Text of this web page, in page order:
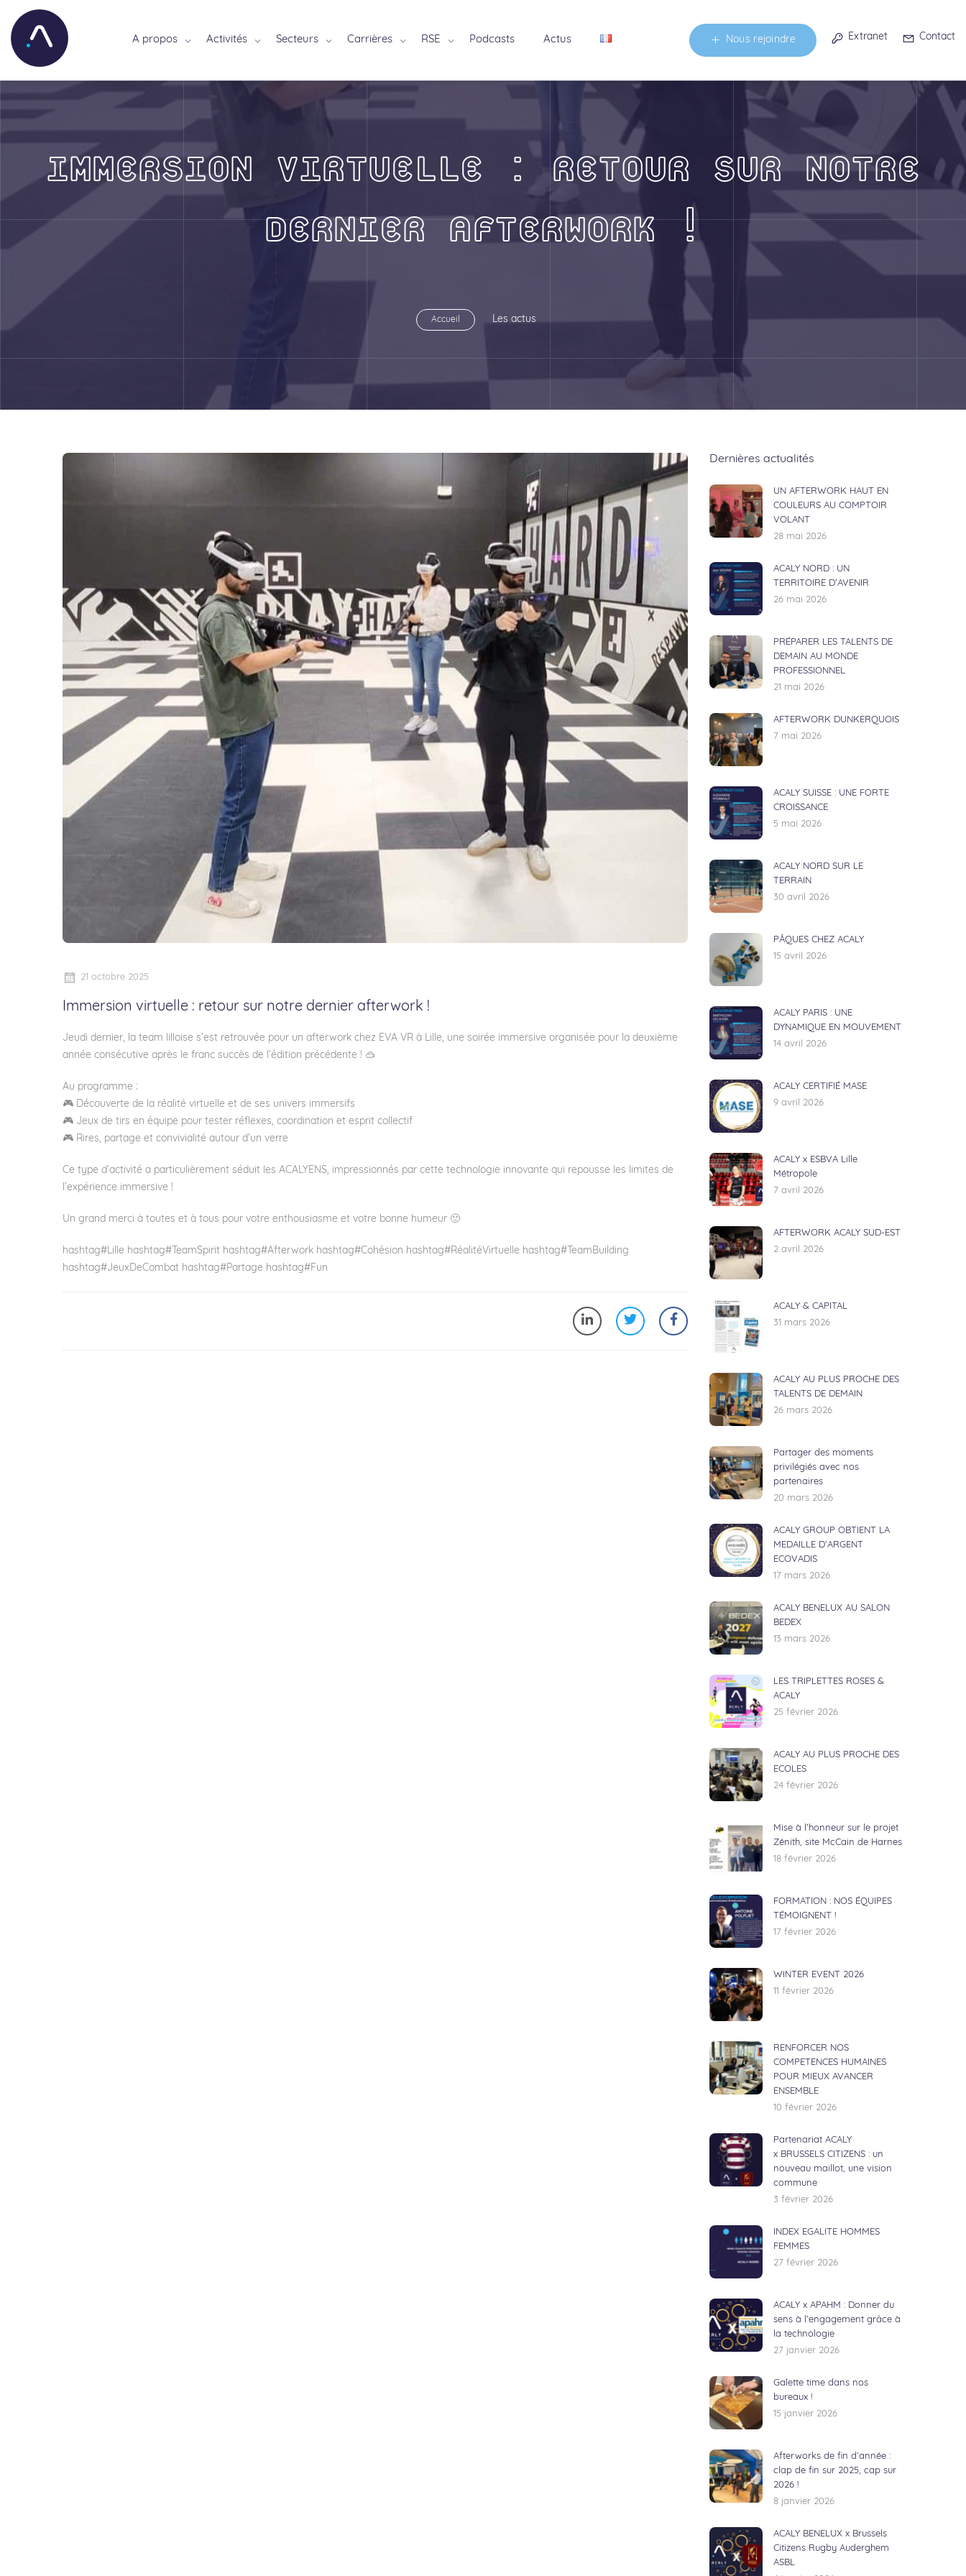
A propos Activités Secteurs Carrières RSE Podcasts Actus Nous rejoindre Extranet Contact
IMMERSION VIRTUELLE : RETOUR SUR NOTRE
DERNIER AFTERWORK !
Accueil Les actus
21 octobre 2025
Immersion virtuelle : retour sur notre dernier afterwork !
Jeudi dernier, la team lilloise s’est retrouvée pour un afterwork chez EVA VR à Lille, une soirée immersive organisée pour la deuxième
année consécutive après le franc succès de l’édition précédente ! 🥽
Au programme :
🎮 Découverte de la réalité virtuelle et de ses univers immersifs
🎮 Jeux de tirs en équipe pour tester réflexes, coordination et esprit collectif
🎮 Rires, partage et convivialité autour d’un verre
Ce type d’activité a particulièrement séduit les ACALYENS, impressionnés par cette technologie innovante qui repousse les limites de
l’expérience immersive !
Un grand merci à toutes et à tous pour votre enthousiasme et votre bonne humeur 🙂
hashtag#Lille hashtag# TeamSpirit hashtag#Afterwork hashtag#Cohésion hashtag#RéalitéVirtuelle hashtag# TeamBuilding
hashtag#JeuxDeCombat hashtag#Partage hashtag#Fun
Dernières actualités
UN AFTERWORK HAUT EN
COULEURS AU COMPTOIR
VOLANT
28 mai 2026
ACALY NORD : UN
TERRITOIRE D’AVENIR
26 mai 2026
PRÉPARER LES TALENTS DE
DEMAIN AU MONDE
PROFESSIONNEL
21 mai 2026
AFTERWORK DUNKERQUOIS
7 mai 2026
ACALY SUISSE : UNE FORTE
CROISSANCE
5 mai 2026
ACALY NORD SUR LE
TERRAIN
30 avril 2026
PÂQUES CHEZ ACALY
15 avril 2026
ACALY PARIS : UNE
DYNAMIQUE EN MOUVEMENT
14 avril 2026
ACALY CERTIFIÉ MASE
9 avril 2026
ACALY x ESBVA Lille
Métropole
7 avril 2026
AFTERWORK ACALY SUD-EST
2 avril 2026
ACALY & CAPITAL
31 mars 2026
ACALY AU PLUS PROCHE DES
TALENTS DE DEMAIN
26 mars 2026
Partager des moments
privilégiés avec nos
partenaires
20 mars 2026
ACALY GROUP OBTIENT LA
MEDAILLE D’ARGENT
ECOVADIS
17 mars 2026
ACALY BENELUX AU SALON
BEDEX
13 mars 2026
LES TRIPLETTES ROSES &
ACALY
25 février 2026
ACALY AU PLUS PROCHE DES
ECOLES
24 février 2026
Mise à l’honneur sur le projet
Zénith, site McCain de Harnes
18 février 2026
FORMATION : NOS ÉQUIPES
TÉMOIGNENT !
17 février 2026
WINTER EVENT 2026
11 février 2026
RENFORCER NOS
COMPETENCES HUMAINES
POUR MIEUX AVANCER
ENSEMBLE
10 février 2026
Partenariat ACALY
x BRUSSELS CITIZENS : un
nouveau maillot, une vision
commune
3 février 2026
INDEX EGALITE HOMMES
FEMMES
27 février 2026
ACALY x APAHM : Donner du
sens à l’engagement grâce à
la technologie
27 janvier 2026
Galette time dans nos
bureaux !
15 janvier 2026
Afterworks de fin d’année :
clap de fin sur 2025, cap sur
2026 !
8 janvier 2026
ACALY BENELUX x Brussels
Citizens Rugby Auderghem
ASBL